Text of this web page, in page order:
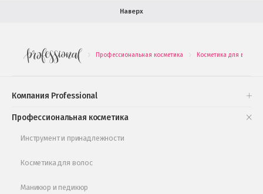
Наверх
. Профессиональная косметика . Косметика для волос
Компания Professional
Профессиональная косметика
Инструмент и принадлежности
Косметика для волос
Маникюр и педикюр
Подарочные наборы
Обучающее видео